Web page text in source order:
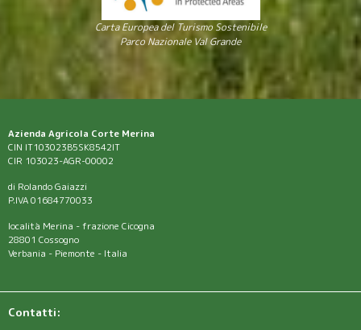
Carta Europea del Turismo Sostenibile
Parco Nazionale Val Grande
Azienda Agricola Corte Merina
CIN IT103023B5SK8542IT
CIR 103023-AGR-00002
di Rolando Gaiazzi
P.IVA 01684770033
località Merina - frazione Cicogna
28801 Cossogno
Verbania - Piemonte - Italia
Contatti: